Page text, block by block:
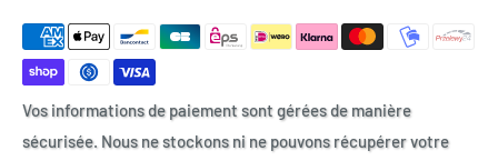
Vos informations de paiement sont gérées de manière
sécurisée. Nous ne stockons ni ne pouvons récupérer votre